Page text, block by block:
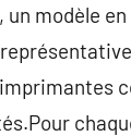
modèle en